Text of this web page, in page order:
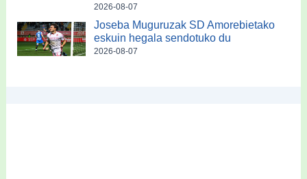
2026-08-07
Joseba Muguruzak SD Amorebietako
eskuin hegala sendotuko du
2026-08-07